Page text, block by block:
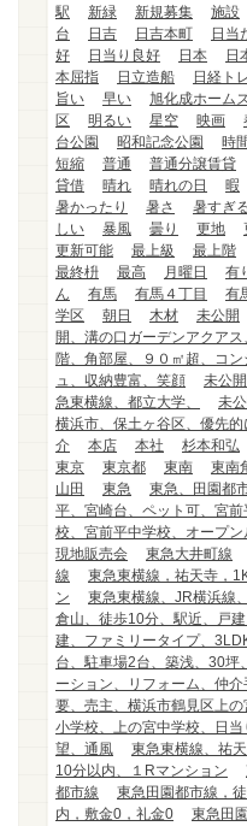
駅
新緑 新規募集 施設
台
日吉 日吉本町
日当
好
日当り良好 日本 日
本屈指
日立造船
日経ト
旨い
早い 旭化成ホーム
区
明るい 星空 映画
台公園
昭和記念公園 時間
短縮
普通 普通分譲賃貸
貸借
晴れ 晴れの日 暇
暑かったり
暑さ 暑すぎ
しい
暴風 曇り 更地
更新可能
最上級 最上階
最終枡
最高 月曜日
有
ん
有馬 有馬４丁目
有
学区
朝日 木材 未公開
開、溝の口ガーデンアクアス
階、角部屋、９０㎡超、コン
ュ、収納豊富、笑顔
未公
急東横線、都立大学、
未
横浜市、保土ヶ谷区、優先的
介
本店 本社 杉本和弘
東京
東京都 東南 東南
山田
東急
東急、田園都
平、宮崎台、ペット可、宮前
校、宮前平中学校、オープン
現地販売会
東急大井町線
線
東急東横線，祐天寺，
ン
東急東横線、JR横浜線
倉山、徒歩10分、駅近、戸
建、ファミリータイプ、
台、駐車場2台、築浅、30坪
ーション、リフォーム、仲介
要、売主、横浜市鶴見区上の
小学校、上の宮中学校、日当
望、通風
東急東横線、祐
10分以内、１Rマンション
都市線
東急田園都市線，
内，敷金0，礼金0
東急田